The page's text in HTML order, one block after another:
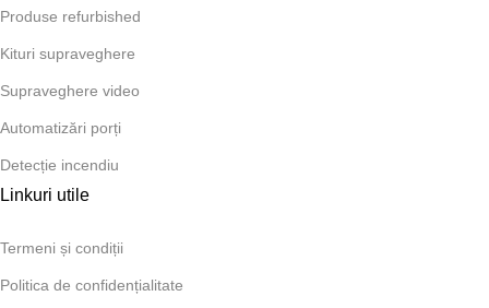
Produse refurbished
Kituri supraveghere
Supraveghere video
Automatizări porți
Detecție incendiu
Linkuri utile
Termeni și condiții
Politica de confidențialitate